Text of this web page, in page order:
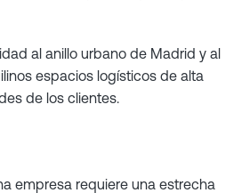
al anillo urbano de Madrid y al
espacios logísticos de alta
de los clientes.
empresa requiere una estrecha